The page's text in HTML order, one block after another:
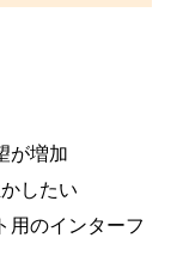
が増加
したい
用のインターフ